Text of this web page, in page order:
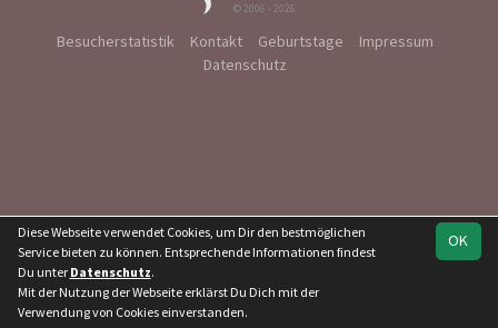
© 2006 - 2026
Besucherstatistik Kontakt Geburtstage
Impressum
Datenschutz
OK
Diese Webseite verwendet Cookies, um Dir den bestmöglichen
Service bieten zu können. Entsprechende Informationen findest
Du unter Datenschutz.
Mit der Nutzung der Webseite erklärst Du Dich mit der
Verwendung von Cookies einverstanden.